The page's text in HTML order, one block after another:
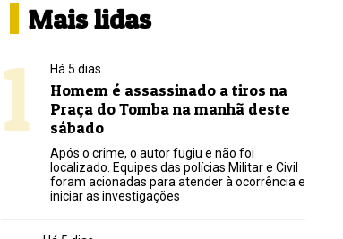
Mais lidas
1 Há 5 dias
Homem é assassinado a tiros na
Praça do Tomba na manhã deste
sábado
Após o crime, o autor fugiu e não foi
localizado. Equipes das polícias Militar e Civil
foram acionadas para atender à ocorrência e
iniciar as investigações